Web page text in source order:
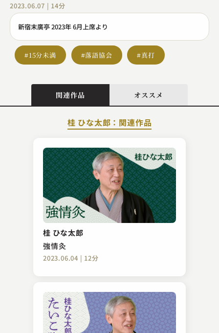
2023.06.07 | 14分
新宿末廣亭 2023年 6月上席より
#15分未満 #落語協会 #真打
関連作品 オススメ
桂 ひな太郎：関連作品
桂 ひな太郎
強情灸
2023.06.04 | 12分
柳亭 燕路
初天神
2023.04.30 | 14分